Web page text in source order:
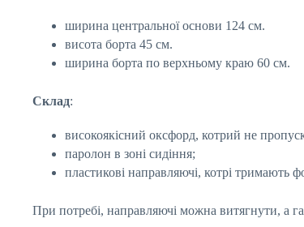
ширина центральної основи 124 см.
висота борта 45 см.
ширина борта по верхньому краю 60 см.
Склад:
високоякісний оксфорд, котрий не
паролон в зоні сидіння;
пластикові направляючі, котрі тримають
При потребі, направляючі можна витягнути, а